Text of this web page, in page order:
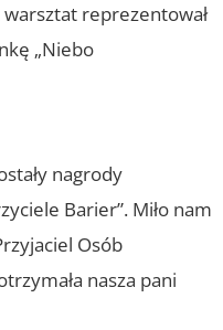
reprezentował
„Niebo
nagrody
Barier”. Miło nam
Osób
nasza pani